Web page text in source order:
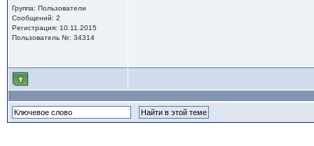
Группа: Пользователи
Сообщений: 2
Регистрация: 10.11.2015
Пользователь №: 34314